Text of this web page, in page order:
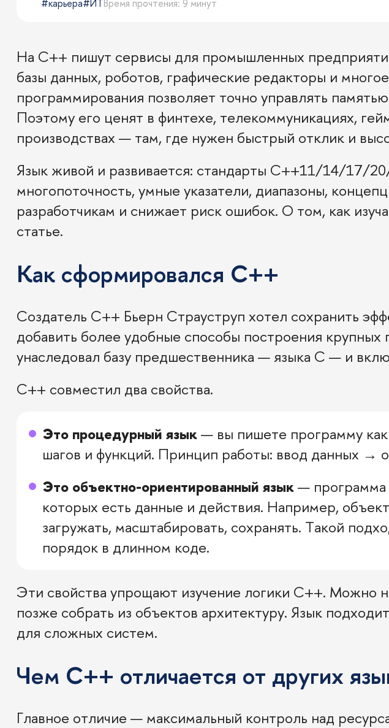
карьера ИТВремя прочтения: 9 минут
На C++ пишут сервисы для промышленных
базы данных, роботов, графические редакторы и
программирования позволяет точно управлять
Поэтому его ценят в финтехе, телекоммуникациях,
производствах — там, где нужен быстрый отклик и
Язык живой и развивается: стандарты C++11/14/17/
многопоточность, умные указатели, диапазоны,
разработчикам и снижает риск ошибок. О том, как
статье.
Как сформировался C++
Создатель C++ Бьерн Страуструп хотел сохранить
добавить более удобные способы построения
унаследовал базу предшественника — языка C — и
С++ совместил два свойства.
Это процедурный язык — вы пишете программу
шагов и функций. Принцип работы: ввод данных →
Это объектно-ориентированный язык — программа
которых есть данные и действия. Например,
загружать, масштабировать, сохранять. Такой
порядок в длинном коде.
Эти свойства упрощают изучение логики С++. Можно
позже собрать из объектов архитектуру. Язык
для сложных систем.
Чем C++ отличается от других
Главное отличие — максимальный контроль над